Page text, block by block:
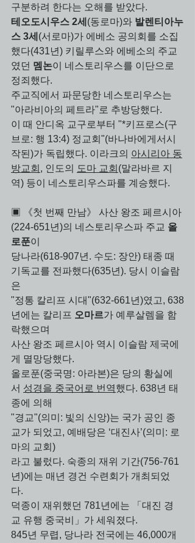
구분하려 한다는 오해를 받았다.
테오도시우스 2세 (동로마)와 발렌티아누
스 3세 (서로마)가 에베소 공의회를 소집
했다(431년) 키릴루스와 에베소의 주교
였던 멤논이 네스토리우스를 이단으로
정죄했다.
주교직에서 파문당한 네스토리우스는
"아라비아의 페트라"로 추방당했다.
이 때 안디옥 교구로부터 "*키프로스(구
브로: 행 13:4) 정교회"(바나바에게서시
작된)가 독립했다. 이라크의 아시리아 동
방교회 , 인도의 도마 교회 (말라바르 지
역) 등이 네스토리우스파를 계승했다.
▣ 《첫 번째 만남》 사산 왕조 페르시아
(224-651년)의 네스토리우스파 주교 올
로푼이
당나라(618-907년. 수도: 장안) 태종 때
기독교를 전파했다(635년). 당시 이슬람
은
"정통 칼리프 시대"(632-661년)였고, 638
년에는 칼리프 오마르가 예루살렘을 함
락했으며
사산 왕조 페르시아 역시 이슬람 제국에
게 멸망당했다.
올로푼(중국명: 아라본)은 당의 황실에
서 성경을 중국어로 번역했다. 638년 태
종에 의해
"경교"(의미: 빛의 신앙)는 국가 공인 종
교가 되었고, 예배당은 ‘대진사’(의미: 로
마의 교회)
라고 불렀다. 숙종의 재위 기간(756-761
년)에는 매년 경건 수련회가 개최되었
다.
덕종이 재위했던 781년에는 「대진 경
교 유행 중국비」가 세워졌다.
845년 무렵, 당나라 전국에는 46,000개